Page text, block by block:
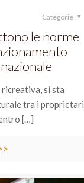
Categorie
le norme
si sta
tra i proprietari
[…]